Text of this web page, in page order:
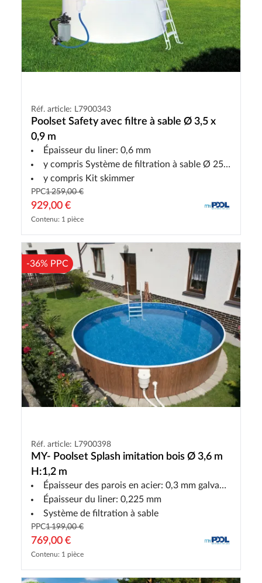
Réf. article: L7900343
Poolset Safety avec filtre à sable Ø 3,5 x
0,9 m
Épaisseur du liner: 0,6 mm
y compris Système de filtration à sable Ø 250 /3,6m³/h
y compris Kit skimmer
PPC1 259,00 €
929,00 €
Contenu: 1 pièce
-36% PPC
Réf. article: L7900398
MY- Poolset Splash imitation bois Ø 3,6 m
H:1,2 m
Épaisseur des parois en acier: 0,3 mm galvanisé et peint en aspect bois
Épaisseur du liner: 0,225 mm
Système de filtration à sable
PPC1 199,00 €
769,00 €
Contenu: 1 pièce